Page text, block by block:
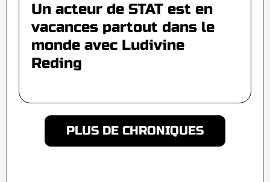
Un acteur de STAT est en
vacances partout dans le
monde avec Ludivine
Reding
PLUS DE CHRONIQUES